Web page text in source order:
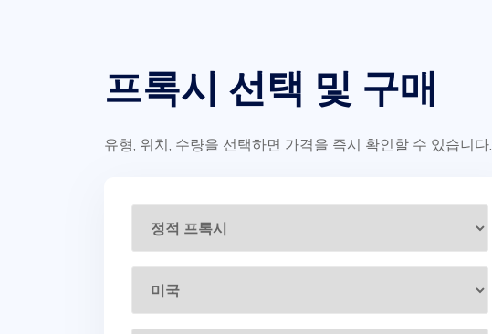
프록시 선택 및 구매
유형, 위치, 수량을 선택하면 가격을 즉시 확인할 수 있습니다.